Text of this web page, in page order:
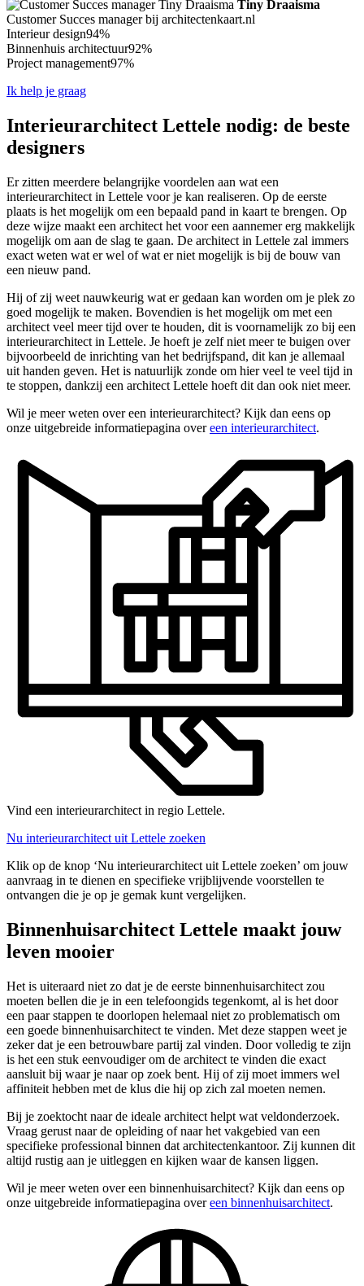
Tiny Draaisma
Customer Succes manager bij architectenkaart.nl
Interieur design94%
Binnenhuis architectuur92%
Project management97%
Ik help je graag
Interieurarchitect Lettele nodig: de beste
designers
Er zitten meerdere belangrijke voordelen aan wat een
interieurarchitect in Lettele voor je kan realiseren. Op de eerste
plaats is het mogelijk om een bepaald pand in kaart te brengen. Op
deze wijze maakt een architect het voor een aannemer erg makkelijk
mogelijk om aan de slag te gaan. De architect in Lettele zal immers
exact weten wat er wel of wat er niet mogelijk is bij de bouw van
een nieuw pand.
Hij of zij weet nauwkeurig wat er gedaan kan worden om je plek zo
goed mogelijk te maken. Bovendien is het mogelijk om met een
architect veel meer tijd over te houden, dit is voornamelijk zo bij een
interieurarchitect in Lettele. Je hoeft je zelf niet meer te buigen over
bijvoorbeeld de inrichting van het bedrijfspand, dit kan je allemaal
uit handen geven. Het is natuurlijk zonde om hier veel te veel tijd in
te stoppen, dankzij een architect Lettele hoeft dit dan ook niet meer.
Wil je meer weten over een interieurarchitect? Kijk dan eens op
onze uitgebreide informatiepagina overeen interieurarchitect.
Vind een interieurarchitect in regio Lettele.
Nu interieurarchitect uit Lettele zoeken
Klik op de knop ‘Nu interieurarchitect uit Lettele zoeken’ om jouw
aanvraag in te dienen en specifieke vrijblijvende voorstellen te
ontvangen die je op je gemak kunt vergelijken.
Binnenhuisarchitect Lettele maakt jouw
leven mooier
Het is uiteraard niet zo dat je de eerste binnenhuisarchitect zou
moeten bellen die je in een telefoongids tegenkomt, al is het door
een paar stappen te doorlopen helemaal niet zo problematisch om
een goede binnenhuisarchitect te vinden. Met deze stappen weet je
zeker dat je een betrouwbare partij zal vinden. Door volledig te zijn
is het een stuk eenvoudiger om de architect te vinden die exact
aansluit bij waar je naar op zoek bent. Hij of zij moet immers wel
affiniteit hebben met de klus die hij op zich zal moeten nemen.
Bij je zoektocht naar de ideale architect helpt wat veldonderzoek.
Vraag gerust naar de opleiding of naar het vakgebied van een
specifieke professional binnen dat architectenkantoor. Zij kunnen dit
altijd rustig aan je uitleggen en kijken waar de kansen liggen.
Wil je meer weten over een binnenhuisarchitect? Kijk dan eens op
onze uitgebreide informatiepagina overeen binnenhuisarchitect.